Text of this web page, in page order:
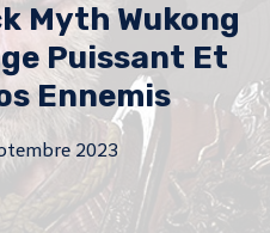
Myth Wukong
Puissant Et
Ennemis
2023